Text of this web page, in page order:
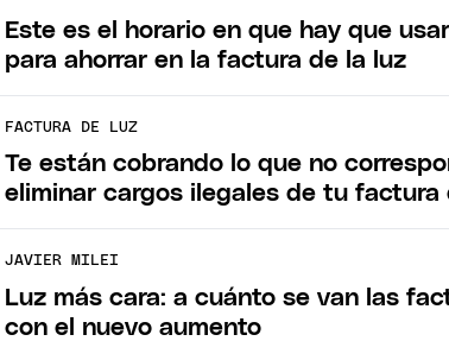
Este es el horario en que hay que
para ahorrar en la factura de la luz
FACTURA DE LUZ
Te están cobrando lo que no
eliminar cargos ilegales de tu factura
JAVIER MILEI
Luz más cara: a cuánto se van las
con el nuevo aumento